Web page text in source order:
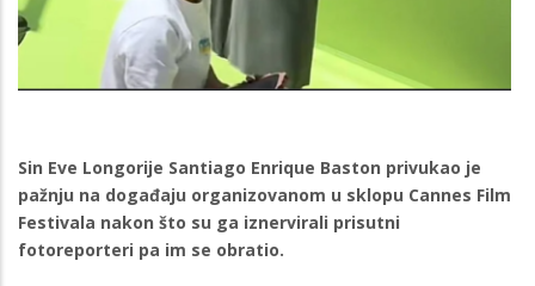
Sin Eve Longorije Santiago Enrique Baston privukao je
pažnju na događaju organizovanom u sklopu Cannes Film
Festivala nakon što su ga iznervirali prisutni
fotoreporteri pa im se obratio.